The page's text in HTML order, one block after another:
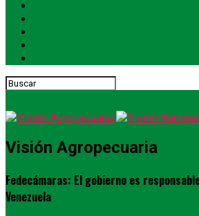
Visión Agropecuaria
Fedecámaras: El gobierno es
Venezuela